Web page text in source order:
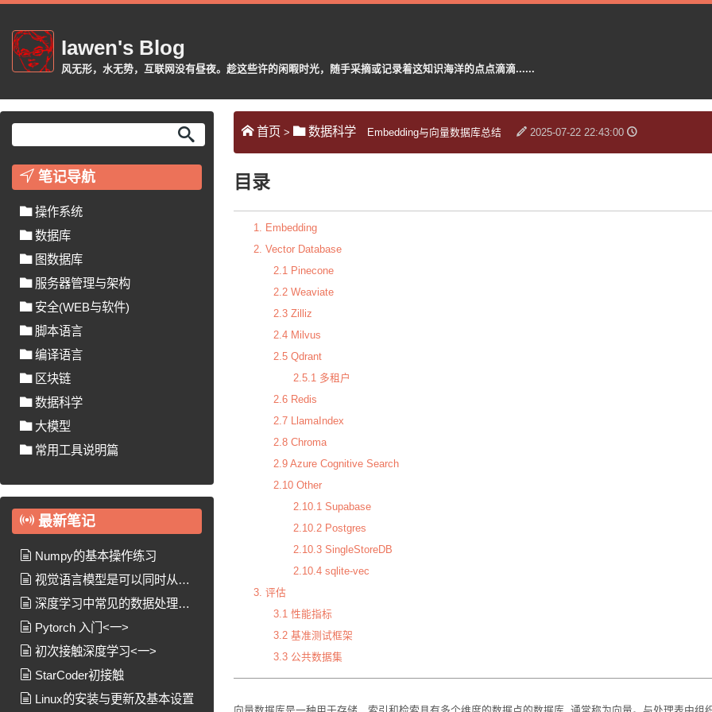
Iawen's Blog
风无形，水无势，互联网没有昼夜。趁这些许的闲暇时光，随手采摘或记录着这知识海洋的点点滴滴......
笔记导航
操作系统
数据库
图数据库
服务器管理与架构
安全(WEB与软件)
脚本语言
编译语言
区块链
数据科学
大模型
常用工具说明篇
最新笔记
Numpy的基本操作练习
视觉语言模型是可以同时从图
像和文本中学习以处理许多任务的
模型
深度学习中常见的数据处理方
法 Pytorch 入门<一>
初次接触深度学习<一>
StarCoder初接触
Linux的安装与更新及基本设置
首页 > 数据科学 Embedding与向量数据库总结 2025-07-22 22:43:00
目录
1. Embedding
2. Vector Database
2.1 Pinecone
2.2 Weaviate
2.3 Zilliz
2.4 Milvus
2.5 Qdrant
2.5.1 多租户
2.6 Redis
2.7 LlamaIndex
2.8 Chroma
2.9 Azure Cognitive Search
2.10 Other
2.10.1 Supabase
2.10.2 Postgres
2.10.3 SingleStoreDB
2.10.4 sqlite-vec
3. 评估
3.1 性能指标
3.2 基准测试框架
3.3 公共数据集